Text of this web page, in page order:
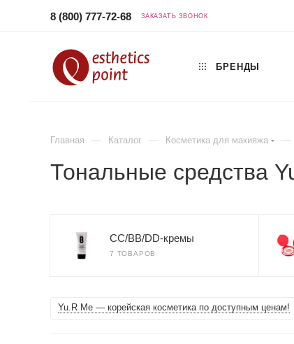
8 (800) 777-72-68 ЗАКАЗАТЬ ЗВОНОК
БРЕНДЫ
Главная — Каталог — Косметика для макияжа —
Тональные средства
CC/BB/DD-кремы
7 ТОВАРОВ
Yu.R Me — корейская косметика по доступным ценам!